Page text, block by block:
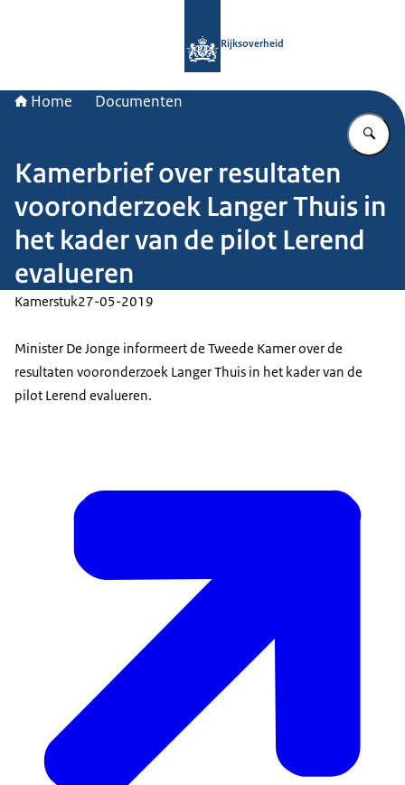
Rijksoverheid
Home Documenten
Kamerbrief over resultaten
vooronderzoek Langer Thuis in
het kader van de pilot Lerend
evalueren
Kamerstuk27-05-2019
Minister De Jonge informeert de Tweede Kamer over de
resultaten vooronderzoek Langer Thuis in het kader van de
pilot Lerend evalueren.